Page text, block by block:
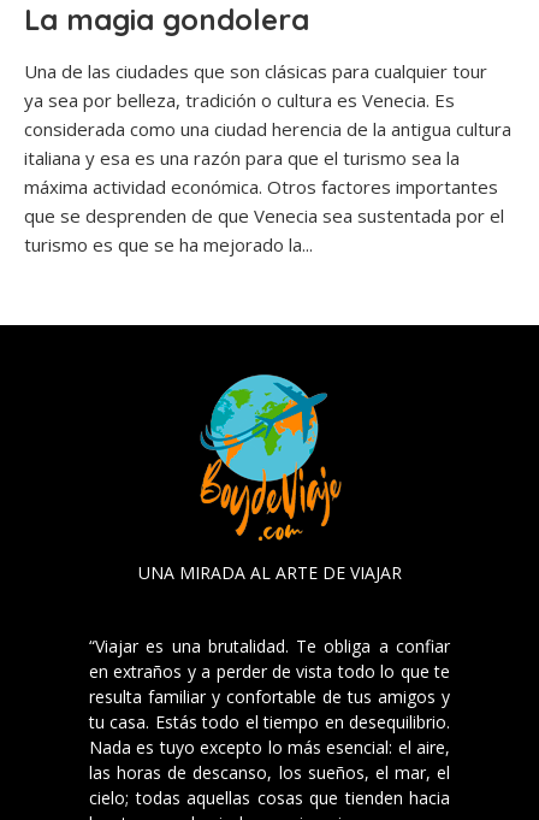
La magia gondolera
Una de las ciudades que son clásicas para cualquier tour
ya sea por belleza, tradición o cultura es Venecia. Es
considerada como una ciudad herencia de la antigua cultura
italiana y esa es una razón para que el turismo sea la
máxima actividad económica. Otros factores importantes
que se desprenden de que Venecia sea sustentada por el
turismo es que se ha mejorado la...
UNA MIRADA AL ARTE DE VIAJAR
“Viajar es una brutalidad. Te obliga a confiar
en extraños y a perder de vista todo lo que te
resulta familiar y confortable de tus amigos y
tu casa. Estás todo el tiempo en desequilibrio.
Nada es tuyo excepto lo más esencial: el aire,
las horas de descanso, los sueños, el mar, el
cielo; todas aquellas cosas que tienden hacia